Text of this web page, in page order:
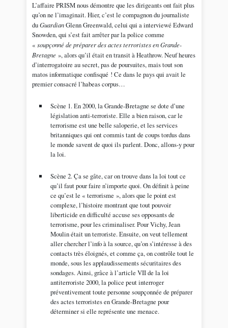
L’affaire PRISM nous démontre que les dirigeants ont fait plus
qu’on ne l’imaginait. Hier, c’est le compagnon du journaliste
duGuardianGlenn Greenwald, celui qui a interviewé Edward
Snowden, qui s’est fait arrêter par la police comme
« soupçonné de préparer des actes terroristes en Grande-
Bretagne», alors qu’il était en transit à Heathrow. Neuf heures
d’interrogatoire au secret, pas de poursuites, mais tout son
matos informatique confisqué ! Ce dans le pays qui avait le
premier consacré l’habeas corpus…
Scène 1. En 2000, la Grande-Bretagne se dote d’une
législation anti-terroriste. Elle a bien raison, car le
terrorisme est une belle saloperie, et les services
britanniques qui ont commis tant de coups tordus dans
le monde savent de quoi ils parlent. Donc, allons-y pour
la loi.
Scène 2. Ça se gâte, car on trouve dans la loi tout ce
qu’il faut pour faire n’importe quoi. On définit à peine
ce qu’est le « terrorisme », alors que le point est
complexe, l’histoire montrant que tout pouvoir
liberticide en difficulté accuse ses opposants de
terrorisme, pour les criminaliser. Pour Vichy, Jean
Moulin était un terroriste. Ensuite, on veut tellement
aller chercher l’info à la source, qu’on s’intéresse à des
contacts très éloignés, et comme ça, on contrôle tout le
monde, sous les applaudissements sécuritaires des
sondages. Ainsi, grâce à l’article VII de la loi
antiterroriste 2000, la police peut interroger
préventivement toute personne soupçonnée de préparer
des actes terroristes en Grande-Bretagne pour
déterminer si elle représente une menace.